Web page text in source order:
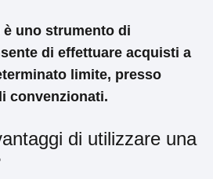
uno strumento di
di effettuare acquisti a
limite, presso
convenzionati.
di utilizzare una